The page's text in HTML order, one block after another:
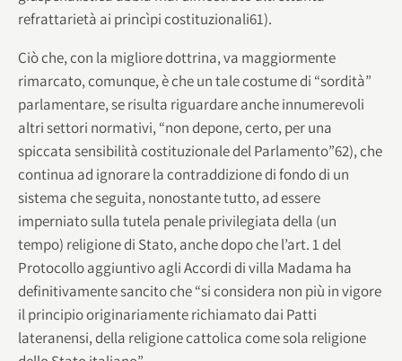
refrattarietà ai princìpi costituzionali61).
Ciò che, con la migliore dottrina, va maggiormente
rimarcato, comunque, è che un tale costume di “sordità”
parlamentare, se risulta riguardare anche innumerevoli
altri settori normativi, “non depone, certo, per una
spiccata sensibilità costituzionale del Parlamento”62), che
continua ad ignorare la contraddizione di fondo di un
sistema che seguita, nonostante tutto, ad essere
imperniato sulla tutela penale privilegiata della (un
tempo) religione di Stato, anche dopo che l’art. 1 del
Protocollo aggiuntivo agli Accordi di villa Madama ha
definitivamente sancito che “si considera non più in vigore
il principio originariamente richiamato dai Patti
lateranensi, della religione cattolica come sola religione